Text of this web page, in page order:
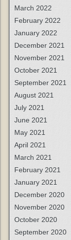
March 2022
February 2022
January 2022
December 2021
November 2021
October 2021
September 2021
August 2021
July 2021
June 2021
May 2021
April 2021
March 2021
February 2021
January 2021
December 2020
November 2020
October 2020
September 2020